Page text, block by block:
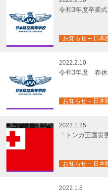
令和3年度卒業
お知らせ – 日本
2022.2.10
令和3年度 春休
お知らせ – 日本
2022.1.25
「トンガ王国
お知らせ – 日本
2022.1.8